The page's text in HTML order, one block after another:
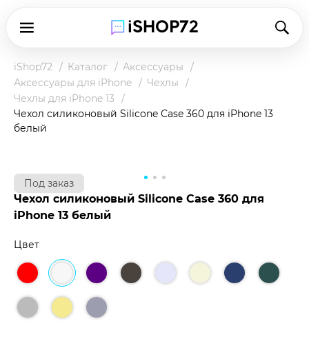
iShop72 Каталог
Аксессуары
Аксессуары для iPhone
Чехлы
Чехлы для iPhone 13
Чехол силиконовый Silicone Case 360 для iPhone 13
белый
Под заказ
Чехол силиконовый Silicone Case 360 для
iPhone 13 белый
Цвет